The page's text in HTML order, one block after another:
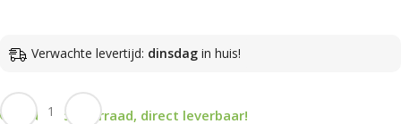
Verwachte levertijd: dinsdag in huis!
Op voorraad, direct leverbaar!